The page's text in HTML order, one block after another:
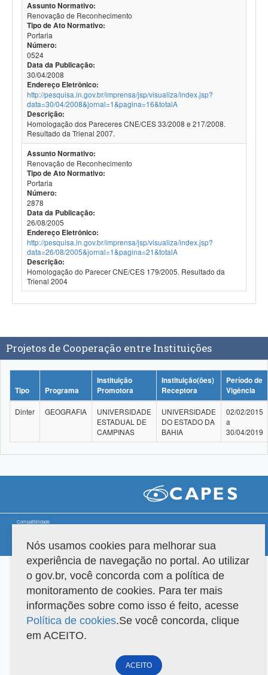
Assunto Normativo:
Renovação de Reconhecimento
Tipo de Ato Normativo:
Portaria
Número:
0524
Data da Publicação:
30/04/2008
Endereço Eletrônico:
http://pesquisa.in.gov.br/imprensa/jsp/visualiza/index.jsp?
data=30/04/2008&jornal=1&pagina=16&totalA
Descrição:
Homologação dos Pareceres CNE/CES 33/2008 e 217/2008.
Resultado da Trienal 2007.
Assunto Normativo:
Renovação de Reconhecimento
Tipo de Ato Normativo:
Portaria
Número:
2878
Data da Publicação:
26/08/2005
Endereço Eletrônico:
http://pesquisa.in.gov.br/imprensa/jsp/visualiza/index.jsp?
data=26/08/2005&jornal=1&pagina=21&totalA
Descrição:
Homologação do Parecer CNE/CES 179/2005. Resultado da
Trienal 2004
Projetos de Cooperação entre Instituições
Tipo Programa
Instituição
Promotora
Instituição(ões)
Receptora
Período de
Vigência
Dinter GEOGRAFIA
UNIVERSIDADE
ESTADUAL DE
CAMPINAS
UNIVERSIDADE
DO ESTADO DA
BAHIA
02/02/2015
a
30/04/2019
Compatibilidade
Versão do sistema: 3.88.9 Copyright 2022 Capes. Todos os direitos reservados.
Nós usamos cookies para melhorar sua
experiência de navegação no portal. Ao utilizar
o gov.br, você concorda com a política de
monitoramento de cookies. Para ter mais
informações sobre como isso é feito, acesse
Política de cookies.Se você concorda, clique
em ACEITO.
ACEITO